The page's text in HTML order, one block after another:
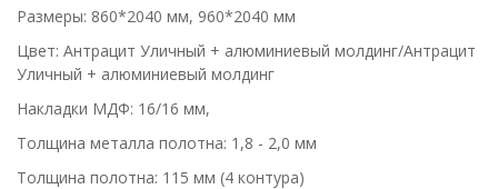
Размеры: 860*2040 мм, 960*2040 мм
Цвет: Антрацит Уличный + алюминиевый молдинг/Антрацит
Уличный + алюминиевый молдинг
Накладки МДФ: 16/16 мм,
Толщина металла полотна: 1,8 - 2,0 мм
Толщина полотна: 115 мм (4 контура)